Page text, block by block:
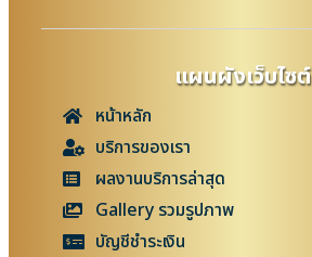
แผนผังเว็บไซต์
หน้าหลัก
บริการของเรา
ผลงานบริการล่าสุด
Gallery รวมรูปภาพ
บัญชีชำระเงิน